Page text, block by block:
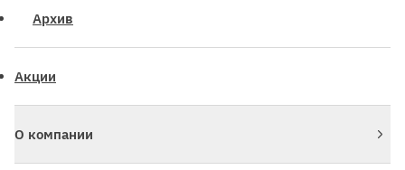
Архив
Акции
О компании